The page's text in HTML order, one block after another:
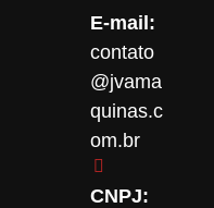
E-mail:
contato
@jvama
quinas.c
om.br
CNPJ: